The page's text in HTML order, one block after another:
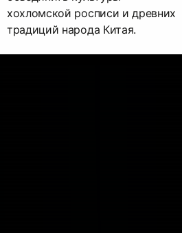
хохломской росписи и древних
традиций народа Китая.